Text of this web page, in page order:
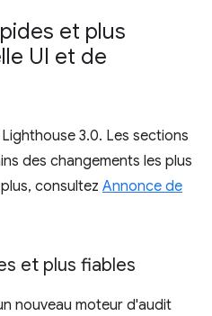
et plus
UI et de
3.0. Les sections
des changements les plus
consultez Annonce de
et plus fiables
nouveau moteur d'audit